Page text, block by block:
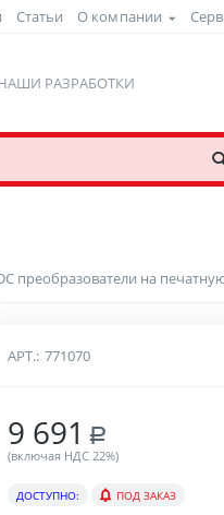
Статьи О компании
РАЗРАБОТКИ
преобразователи на
АРТ.: 771070
9 691 Р
(включая НДС 22%)
ДОСТУПНО: ПОД ЗАКАЗ